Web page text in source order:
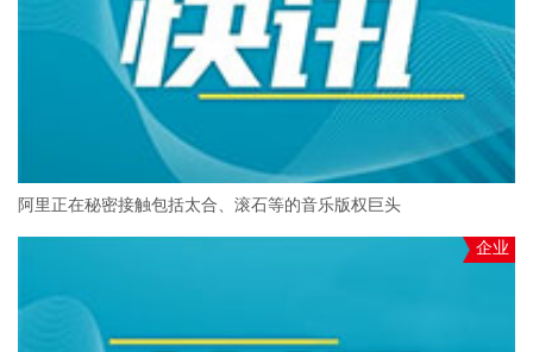
阿里正在秘密接触包括太合、滚石等的音乐版权巨头
企业